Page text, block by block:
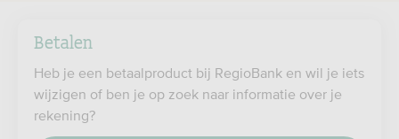
Betalen
Heb je een betaalproduct bij RegioBank en wil je iets
wijzigen of ben je op zoek naar informatie over je
rekening?